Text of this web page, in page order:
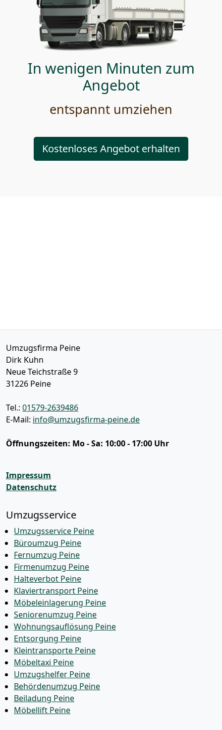
In wenigen Minuten zum
Angebot
entspannt umziehen
Kostenloses Angebot erhalten
Umzugsfirma Peine
Dirk Kuhn
Neue Teichstraße 9
31226 Peine
Tel.: 01579-2639486
E-Mail: info@umzugsfirma-peine.de
Öffnungszeiten: Mo - Sa: 10:00 - 17:00 Uhr
Impressum
Datenschutz
Umzugsservice
Umzugsservice Peine
Büroumzug Peine
Fernumzug Peine
Firmenumzug Peine
Halteverbot Peine
Klaviertransport Peine
Möbeleinlagerung Peine
Seniorenumzug Peine
Wohnungsauflösung Peine
Entsorgung Peine
Kleintransporte Peine
Möbeltaxi Peine
Umzugshelfer Peine
Behördenumzug Peine
Beiladung Peine
Möbellift Peine